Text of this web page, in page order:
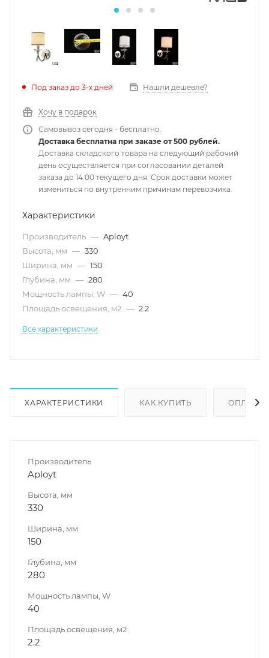
Под заказ до 3-х дней Нашли дешевле?
Хочу в подарок
Самовывоз сегодня - бесплатно.
Доставка бесплатна при заказе от 500 рублей.
Доставка складского товара на следующий рабочий
день осуществляется при согласовании деталей
заказа до 14.00 текущего дня. Срок доставки может
измениться по внутренним причинам перевозчика.
Характеристики
Производитель — Aployt
Высота, мм — 330
Ширина, мм — 150
Глубина, мм — 280
Мощность лампы, W — 40
Площадь освещения, м2 — 2.2
Все характеристики
ХАРАКТЕРИСТИКИ КАК КУПИТЬ ОПЛАТА
Производитель
Aployt
Высота, мм
330
Ширина, мм
150
Глубина, мм
280
Мощность лампы, W
40
Площадь освещения, м2
2.2